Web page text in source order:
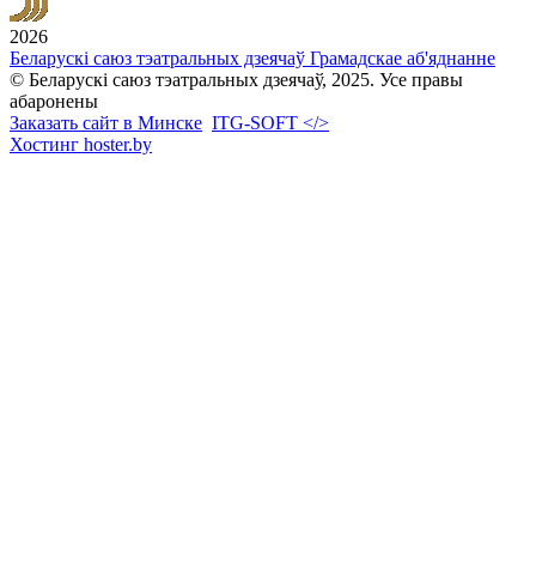
2026
Беларускі саюз тэатральных дзеячаў Грамадскае аб'яднанне
© Беларускі саюз тэатральных дзеячаў, 2025. Усе правы
абаронены
Заказать сайт в Минске ITG-SOFT </>
Хостинг hoster.by